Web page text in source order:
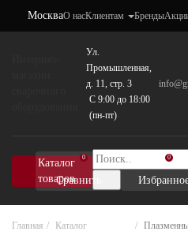
МоскваО насКлиентам Бренды
Ул.
Промышленная,
д. 11, стр. 3
C 9:00 до 18:00
(пн-пт)
Каталог
товаров
0
Сравнить
0
Главная
Каталог